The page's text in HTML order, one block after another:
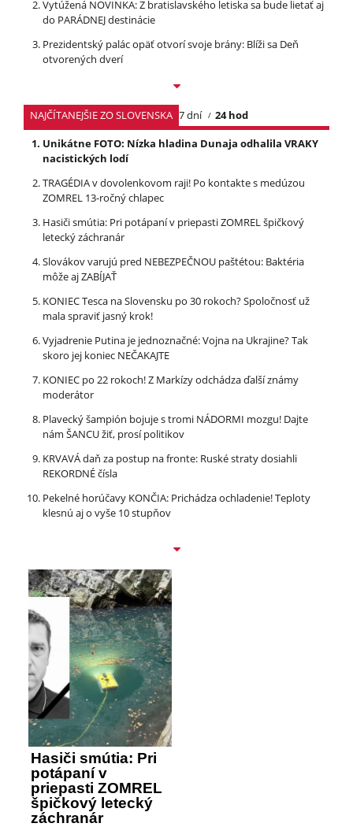
Vytúžená NOVINKA: Z bratislavského letiska sa bude lietať aj
do PARÁDNEJ destinácie
Prezidentský palác opäť otvorí svoje brány: Blíži sa Deň
otvorených dverí
NAJČÍTANEJŠIE ZO SLOVENSKA 7 dní
24 hod
Unikátne FOTO: Nízka hladina Dunaja odhalila VRAKY
nacistických lodí
TRAGÉDIA v dovolenkovom raji! Po kontakte s medúzou
ZOMREL 13-ročný chlapec
Hasiči smútia: Pri potápaní v priepasti ZOMREL špičkový
letecký záchranár
Slovákov varujú pred NEBEZPEČNOU paštétou: Baktéria
môže aj ZABÍJAŤ
KONIEC Tesca na Slovensku po 30 rokoch? Spoločnosť už
mala spraviť jasný krok!
Vyjadrenie Putina je jednoznačné: Vojna na Ukrajine? Tak
skoro jej koniec NEČAKAJTE
KONIEC po 22 rokoch! Z Markízy odchádza ďalší známy
moderátor
Plavecký šampión bojuje s tromi NÁDORMI mozgu! Dajte
nám ŠANCU žiť, prosí politikov
KRVAVÁ daň za postup na fronte: Ruské straty dosiahli
REKORDNÉ čísla
Pekelné horúčavy KONČIA: Prichádza ochladenie! Teploty
klesnú aj o vyše 10 stupňov
Hasiči smútia: Pri
potápaní v
priepasti ZOMREL
špičkový letecký
záchranár